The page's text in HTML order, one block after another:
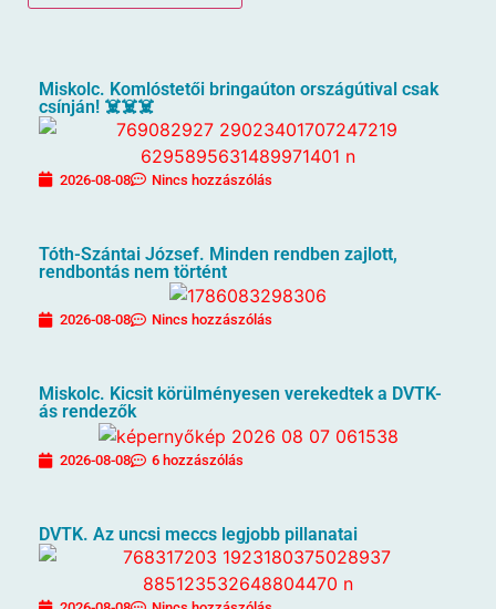
Miskolc. Komlóstetői bringaúton országútival csak
csínján! ☠️☠️☠️
2026-08-08 Nincs hozzászólás
Tóth-Szántai József. Minden rendben zajlott,
rendbontás nem történt
2026-08-08 Nincs hozzászólás
Miskolc. Kicsit körülményesen verekedtek a DVTK-
ás rendezők
2026-08-08 6 hozzászólás
DVTK. Az uncsi meccs legjobb pillanatai